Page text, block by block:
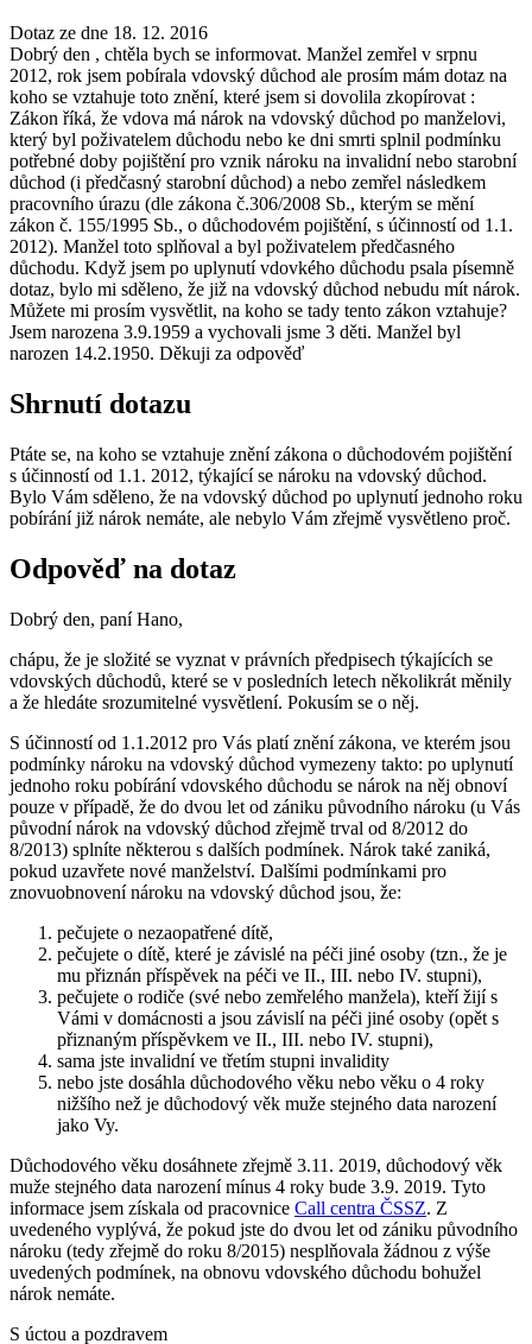
Dotaz ze dne 18. 12. 2016
Dobrý den , chtěla bych se informovat. Manžel zemřel v srpnu
2012, rok jsem pobírala vdovský důchod ale prosím mám dotaz na
koho se vztahuje toto znění, které jsem si dovolila zkopírovat :
Zákon říká, že vdova má nárok na vdovský důchod po manželovi,
který byl poživatelem důchodu nebo ke dni smrti splnil podmínku
potřebné doby pojištění pro vznik nároku na invalidní nebo starobní
důchod (i předčasný starobní důchod) a nebo zemřel následkem
pracovního úrazu (dle zákona č.306/2008 Sb., kterým se mění
zákon č. 155/1995 Sb., o důchodovém pojištění, s účinností od 1.1.
2012). Manžel toto splňoval a byl poživatelem předčasného
důchodu. Když jsem po uplynutí vdovkého důchodu psala písemně
dotaz, bylo mi sděleno, že již na vdovský důchod nebudu mít nárok.
Můžete mi prosím vysvětlit, na koho se tady tento zákon vztahuje?
Jsem narozena 3.9.1959 a vychovali jsme 3 děti. Manžel byl
narozen 14.2.1950. Děkuji za odpověď
Shrnutí dotazu
Ptáte se, na koho se vztahuje znění zákona o důchodovém pojištění
s účinností od 1.1. 2012, týkající se nároku na vdovský důchod.
Bylo Vám sděleno, že na vdovský důchod po uplynutí jednoho roku
pobírání již nárok nemáte, ale nebylo Vám zřejmě vysvětleno proč.
Odpověď na dotaz
Dobrý den, paní Hano,
chápu, že je složité se vyznat v právních předpisech týkajících se
vdovských důchodů, které se v posledních letech několikrát měnily
a že hledáte srozumitelné vysvětlení. Pokusím se o něj.
S účinností od 1.1.2012 pro Vás platí znění zákona, ve kterém jsou
podmínky nároku na vdovský důchod vymezeny takto: po uplynutí
jednoho roku pobírání vdovského důchodu se nárok na něj obnoví
pouze v případě, že do dvou let od zániku původního nároku (u Vás
původní nárok na vdovský důchod zřejmě trval od 8/2012 do
8/2013) splníte některou s dalších podmínek. Nárok také zaniká,
pokud uzavřete nové manželství. Dalšími podmínkami pro
znovuobnovení nároku na vdovský důchod jsou, že:
pečujete o nezaopatřené dítě,
pečujete o dítě, které je závislé na péči jiné osoby (tzn., že je
mu přiznán příspěvek na péči ve II., III. nebo IV. stupni),
pečujete o rodiče (své nebo zemřelého manžela), kteří žijí s
Vámi v domácnosti a jsou závislí na péči jiné osoby (opět s
přiznaným příspěvkem ve II., III. nebo IV. stupni),
sama jste invalidní ve třetím stupni invalidity
nebo jste dosáhla důchodového věku nebo věku o 4 roky
nižšího než je důchodový věk muže stejného data narození
jako Vy.
Důchodového věku dosáhnete zřejmě 3.11. 2019, důchodový věk
muže stejného data narození mínus 4 roky bude 3.9. 2019. Tyto
informace jsem získala od pracovnice Call centra ČSSZ. Z
uvedeného vyplývá, že pokud jste do dvou let od zániku původního
nároku (tedy zřejmě do roku 8/2015) nesplňovala žádnou z výše
uvedených podmínek, na obnovu vdovského důchodu bohužel
nárok nemáte.
S úctou a pozdravem